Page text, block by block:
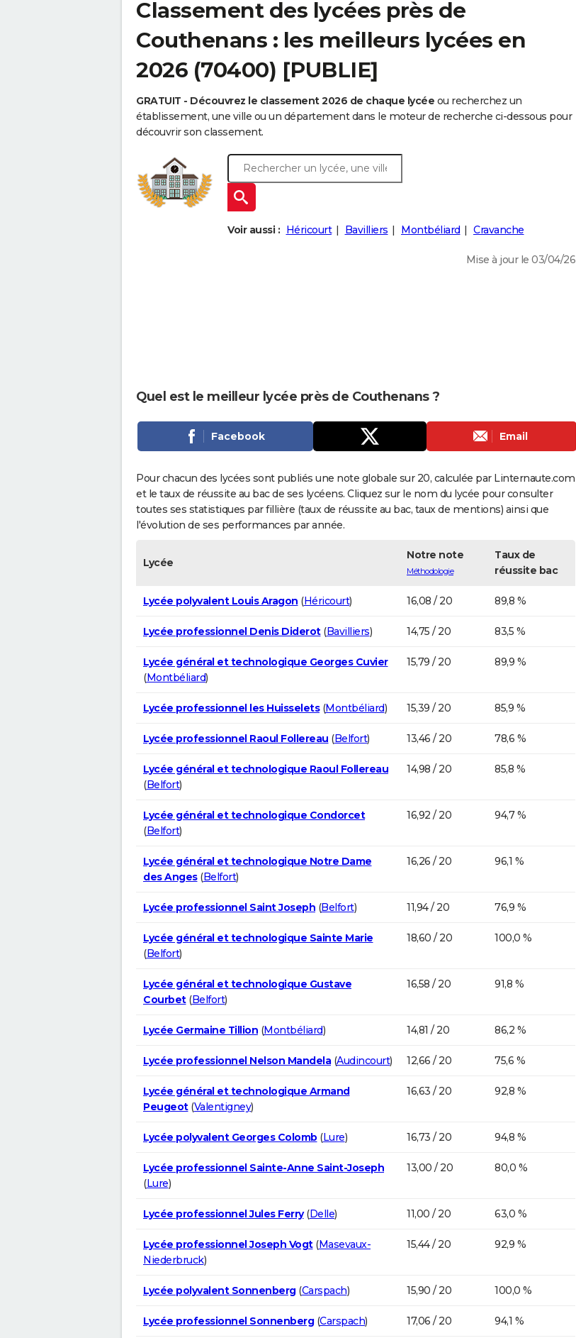
Classement des lycées près de
Couthenans : les meilleurs lycées en
2026 (70400) [PUBLIE]
GRATUIT - Découvrez le classement 2026 de chaque lycée ou recherchez un
établissement, une ville ou un département dans le moteur de recherche ci-dessous pour
découvrir son classement.
Voir aussi : Héricourt Bavilliers Montbéliard Cravanche
Mise à jour le 03/04/26
Quel est le meilleur lycée près de Couthenans ?
Facebook Email
Pour chacun des lycées sont publiés une note globale sur 20, calculée par Linternaute.com
et le taux de réussite au bac de ses lycéens. Cliquez sur le nom du lycée pour consulter
toutes ses statistiques par fillière (taux de réussite au bac, taux de mentions) ainsi que
l'évolution de ses performances par année.
Lycée
Notre note
Méthodologie
Taux de
réussite bac
Lycée polyvalent Louis Aragon (Héricourt) 16,08 / 20 89,8 %
Lycée professionnel Denis Diderot(Bavilliers) 14,75 / 20 83,5 %
Lycée général et technologique Georges Cuvier
(Montbéliard)
15,79 / 20 89,9 %
Lycée professionnel les Huisselets(Montbéliard) 15,39 / 20 85,9 %
Lycée professionnel Raoul Follereau (Belfort) 13,46 / 20 78,6 %
Lycée général et technologique Raoul Follereau
(Belfort)
14,98 / 20 85,8 %
Lycée général et technologique Condorcet
(Belfort)
16,92 / 20 94,7 %
Lycée général et technologique Notre Dame
des Anges(Belfort)
16,26 / 20 96,1 %
Lycée professionnel Saint Joseph (Belfort) 11,94 / 20 76,9 %
Lycée général et technologique Sainte Marie
(Belfort)
18,60 / 20 100,0 %
Lycée général et technologique Gustave
Courbet(Belfort)
16,58 / 20 91,8 %
Lycée Germaine Tillion (Montbéliard) 14,81 / 20 86,2 %
Lycée professionnel Nelson Mandela(Audincourt) 12,66 / 20 75,6 %
Lycée général et technologique Armand
Peugeot(Valentigney)
16,63 / 20 92,8 %
Lycée polyvalent Georges Colomb (Lure) 16,73 / 20 94,8 %
Lycée professionnel Sainte-Anne Saint-Joseph
(Lure)
13,00 / 20 80,0 %
Lycée professionnel Jules Ferry(Delle) 11,00 / 20 63,0 %
Lycée professionnel Joseph Vogt(Masevaux-
Niederbruck)
15,44 / 20 92,9 %
Lycée polyvalent Sonnenberg(Carspach) 15,90 / 20 100,0 %
Lycée professionnel Sonnenberg(Carspach) 17,06 / 20 94,1 %